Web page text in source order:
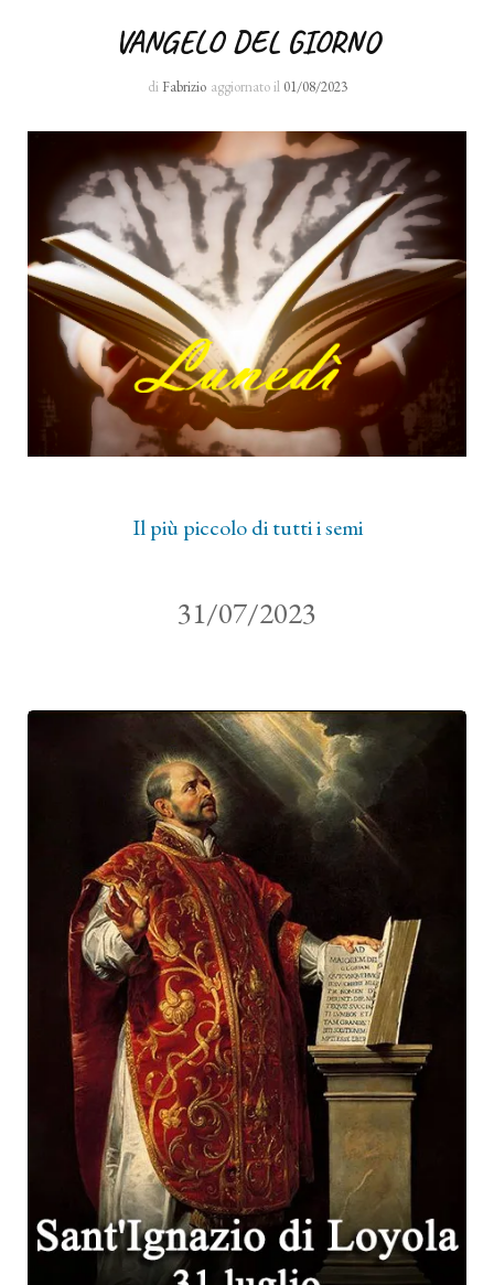
VANGELO DEL GIORNO
di Fabrizio aggiornato il 01/08/2023
Il più piccolo di tutti i semi
31/07/2023